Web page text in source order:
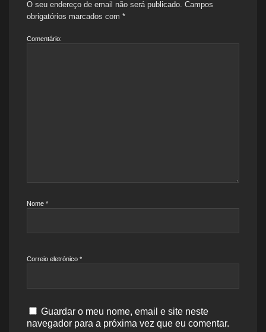
O seu endereço de email não será publicado. Campos
obrigatórios marcados com *
Comentário:
Nome *
Correio eletrónico *
Guardar o meu nome, email e site neste
navegador para a próxima vez que eu comentar.